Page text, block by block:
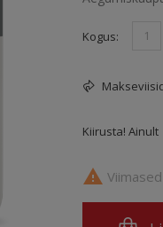
Kogus:
Kiirusta! Ainult
